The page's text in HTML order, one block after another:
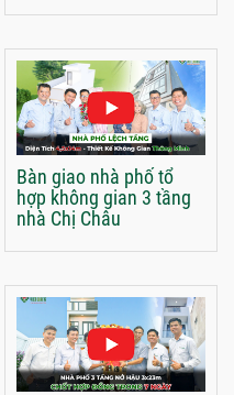
Bàn giao nhà phố tổ
hợp không gian 3 tầng
nhà Chị Châu